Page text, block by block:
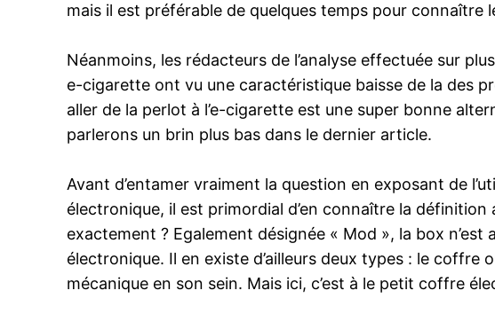
mais il est préférable de quelques temps pour
Néanmoins, les rédacteurs de l’analyse effectuée sur
e-cigarette ont vu une caractéristique baisse de la des
aller de la perlot à l’e-cigarette est une super bonne
parlerons un brin plus bas dans le dernier article.
Avant d’entamer vraiment la question en exposant de
électronique, il est primordial d’en connaître la définition
exactement ? Egalement désignée « Mod », la box
électronique. Il en existe d’ailleurs deux types : le
mécanique en son sein. Mais ici, c’est à le petit coffre